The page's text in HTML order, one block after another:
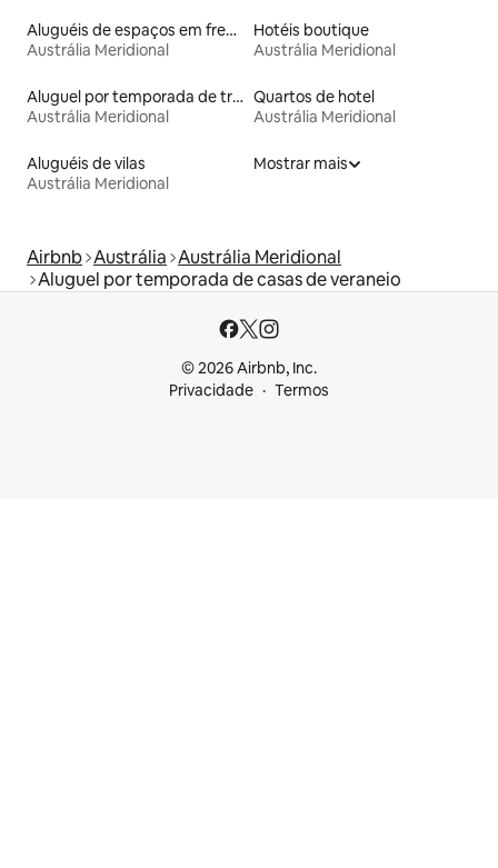
Aluguéis de espaços em frente à praia
Austrália Meridional
Hotéis boutique
Austrália Meridional
Aluguel por temporada de trailers
Austrália Meridional
Quartos de hotel
Austrália Meridional
Aluguéis de vilas
Austrália Meridional
Mostrar mais
Airbnb Austrália Austrália Meridional
Aluguel por temporada de casas de veraneio
© 2026 Airbnb, Inc.
Privacidade
Termos